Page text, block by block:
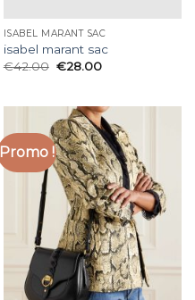
ISABEL MARANT SAC
isabel marant sac
€42.00 €28.00
Promo !